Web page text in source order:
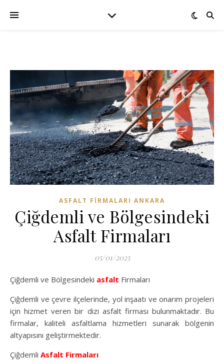
ASFALT FIRMALARI ANKARA
Çiğdemli ve Bölgesindeki
Asfalt Firmaları
05/01/2025
Çiğdemli ve Bölgesindeki asfalt Firmaları
Çiğdemli ve çevre ilçelerinde, yol inşaatı ve onarım projeleri
için hizmet veren bir dizi asfalt firması bulunmaktadır. Bu
firmalar, kaliteli asfaltlama hizmetleri sunarak bölgenin
altyapısını geliştirmektedir.
Çiğdemli Asfalt Firmaları